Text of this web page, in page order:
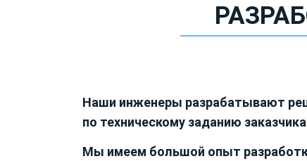
Наши инженеры разрабатывают
по техническому заданию
Мы имеем большой опыт